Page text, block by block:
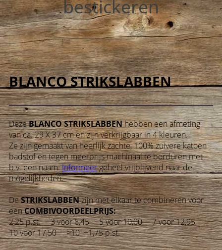
bestickeren
BLANCO STRIKSLABBEN
DezeBLANCO STRIKSLABBENhebben een afmeting
van ca. 29 X 37 cm en zijn verkrijgbaar in 4 kleuren.
Ze zijn gemaakt van heerlijk zachte, 100% zuivere katoen
badstof en tegen meerprijs machinaal te borduren met
b.v. een naam.Informeergeheel vrijblijvend naar de
mogelijkheden.
DeSTRIKSLABBENzijn met elkaar te combineren voor
eenCOMBIVOORDEELPRIJS:
2,25 p.st. 3 voor 6,45 5 voor 10,00 7 voor 12,95
10 voor 17,50 >10 +1,75 p.st.